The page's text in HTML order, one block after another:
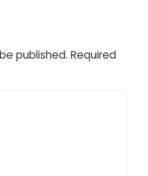
published. Required